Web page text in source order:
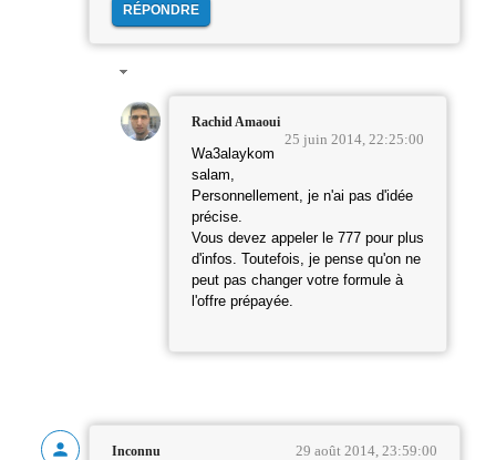
RÉPONDRE
Rachid Amaoui
25 juin 2014, 22:25:00
Wa3alaykom
salam,
Personnellement, je n'ai pas d'idée
précise.
Vous devez appeler le 777 pour plus
d'infos. Toutefois, je pense qu'on ne
peut pas changer votre formule à
l'offre prépayée.
Inconnu 29 août 2014, 23:59:00